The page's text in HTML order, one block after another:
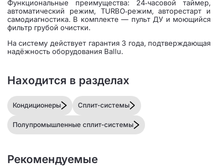
Функциональные преимущества: 24‑часовой таймер,
автоматический режим, TURBO‑режим, авторестарт и
самодиагностика. В комплекте — пульт ДУ и моющийся
фильтр грубой очистки.
На систему действует гарантия 3 года, подтверждающая
надёжность оборудования Ballu.
Находится в разделах
Кондиционеры Сплит-системы
Полупромышленные сплит-системы
Рекомендуемые